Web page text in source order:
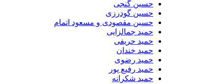
حسین گنجی
حسین گودرزی
حسین مقصودی و مسعود اتمام
حمید جمالزایی
حمید حریفی
حمید خندان
حمید رضوی
حمید رفیع پور
حمید شکرانه